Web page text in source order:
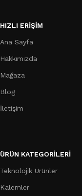
HIZLI ERIŞIM
Ana Sayfa
Hakkımızda
Mağaza
Blog
İletişim
ÜRÜN KATEGORILERI
Teknolojik Ürünler
Kalemler